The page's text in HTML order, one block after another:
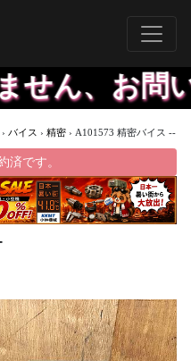
お問い合
› バイス › 精密 › A101573 精密バイス --
済です。